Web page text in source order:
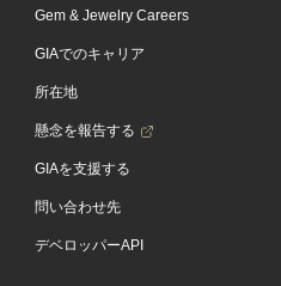
Gem & Jewelry Careers
GIAでのキャリア
所在地
懸念を報告する
GIAを支援する
問い合わせ先
デベロッパーAPI